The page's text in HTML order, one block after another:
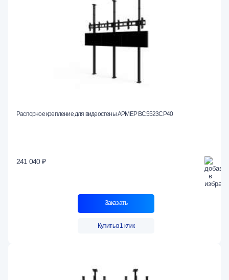
Распорное крепление для видеостены АРМЕР ВС5523СР40
241 040 ₽
Заказать
Купить в 1 клик